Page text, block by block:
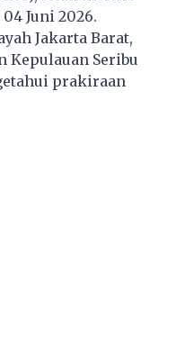
Juni 2026.
Jakarta Barat,
Kepulauan Seribu
prakiraan